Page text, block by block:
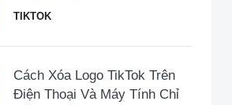
TIKTOK
Cách Xóa Logo TikTok Trên
Điện Thoại Và Máy Tính Chỉ